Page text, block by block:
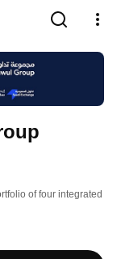
of four integrated